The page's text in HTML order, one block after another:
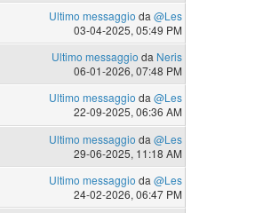
Ultimo messaggio da @Les
03-04-2025, 05:49 PM
Ultimo messaggio da Neris
06-01-2026, 07:48 PM
Ultimo messaggio da@Les
22-09-2025, 06:36 AM
Ultimo messaggio da @Les
29-06-2025, 11:18 AM
Ultimo messaggio da @Les
24-02-2026, 06:47 PM